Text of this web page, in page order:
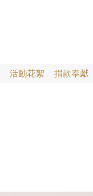
活動花絮 捐款奉獻